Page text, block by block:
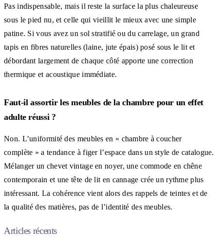
Pas indispensable, mais il reste la surface la plus chaleureuse
sous le pied nu, et celle qui vieillit le mieux avec une simple
patine. Si vous avez un sol stratifié ou du carrelage, un grand
tapis en fibres naturelles (laine, jute épais) posé sous le lit et
débordant largement de chaque côté apporte une correction
thermique et acoustique immédiate.
Faut-il assortir les meubles de la chambre pour un effet
adulte réussi ?
Non. L’uniformité des meubles en « chambre à coucher
complète » a tendance à figer l’espace dans un style de catalogue.
Mélanger un chevet vintage en noyer, une commode en chêne
contemporain et une tête de lit en cannage crée un rythme plus
intéressant. La cohérence vient alors des rappels de teintes et de
la qualité des matières, pas de l’identité des meubles.
Articles récents